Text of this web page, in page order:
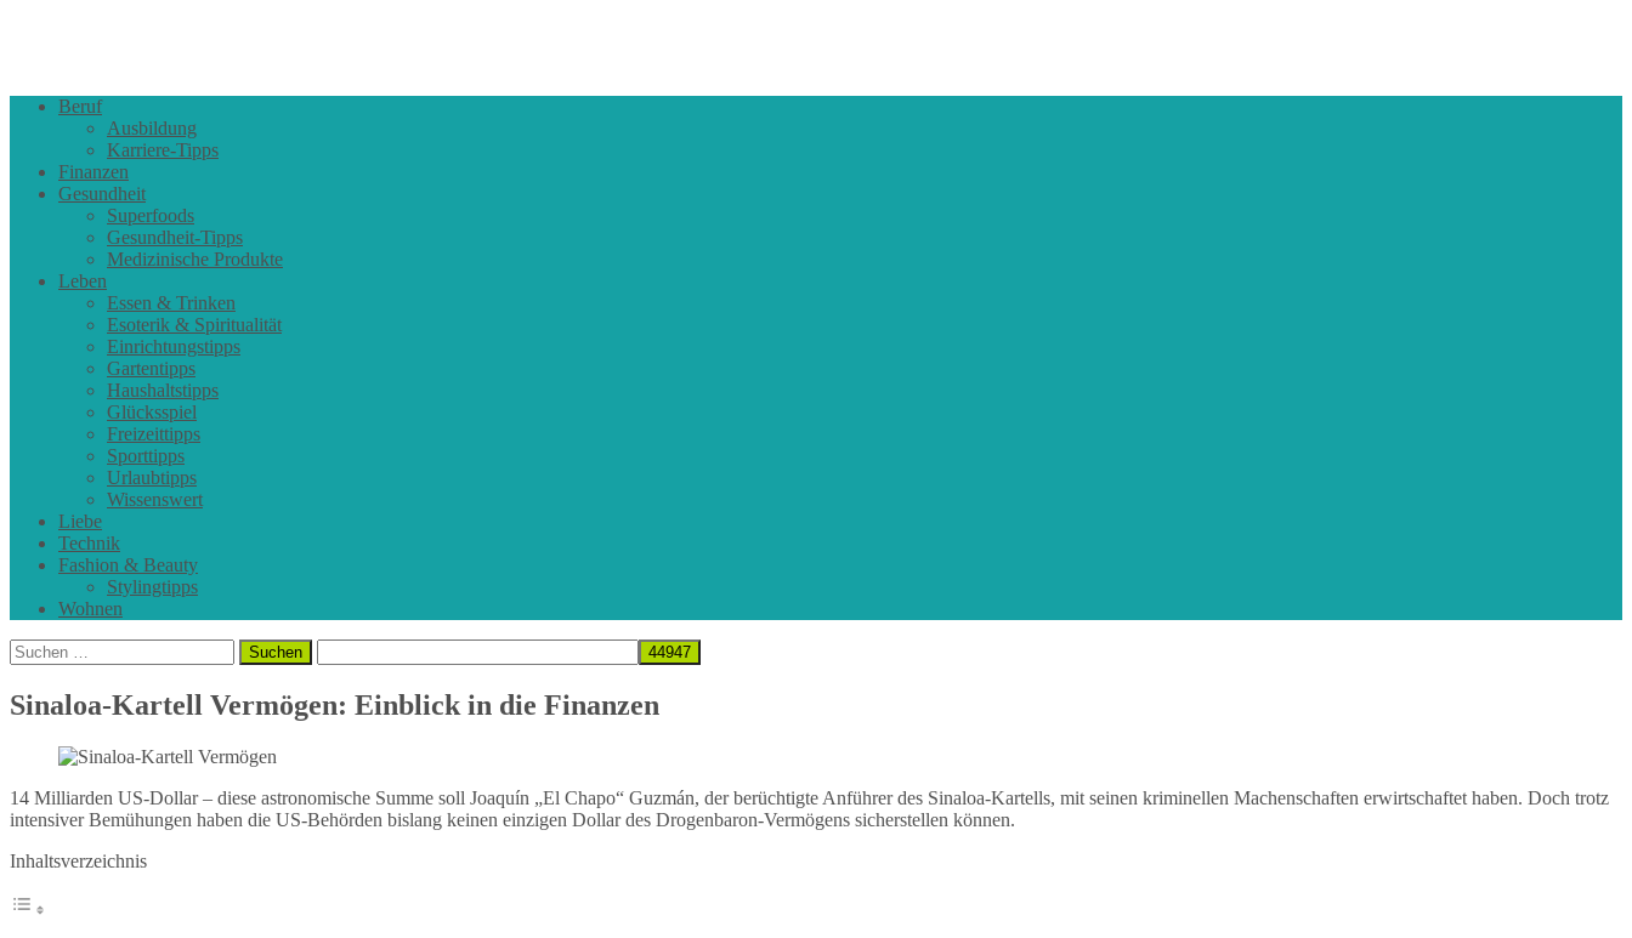
Beruf
Ausbildung
Karriere-Tipps
Finanzen
Gesundheit
Superfoods
Gesundheit-Tipps
Medizinische Produkte
Leben
Essen & Trinken
Esoterik & Spiritualität
Einrichtungstipps
Gartentipps
Haushaltstipps
Glücksspiel
Freizeittipps
Sporttipps
Urlaubtipps
Wissenswert
Liebe
Technik
Fashion & Beauty
Stylingtipps
Wohnen
Suchen
nach:
Sinaloa-Kartell Vermögen: Einblick in die Finanzen
14 Milliarden US-Dollar – diese astronomische Summe soll Joaquín „El Chapo“ Guzmán, der berüchtigte Anführer des Sinaloa-Kartells, mit seinen kriminellen Machenschaften erwirtschaftet haben. Doch trotz
intensiver Bemühungen haben die US-Behörden bislang keinen einzigen Dollar des Drogenbaron-Vermögens sicherstellen können.
Inhaltsverzeichnis